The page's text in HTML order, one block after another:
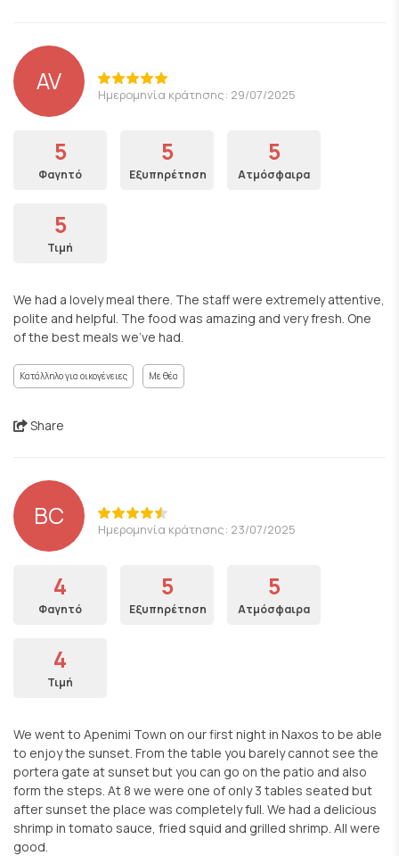
AV Ημερομηνία κράτησης: 29/07/2025
5
Φαγητό
5
Εξυπηρέτηση
5
Ατμόσφαιρα
5
Τιμή
We had a lovely meal there. The staff were extremely attentive,
polite and helpful. The food was amazing and very fresh. One
of the best meals we’ve had.
Κατάλληλο για οικογένειες Με θέα
Share
BC Ημερομηνία κράτησης: 23/07/2025
4
Φαγητό
5
Εξυπηρέτηση
5
Ατμόσφαιρα
4
Τιμή
We went to Apenimi Town on our first night in Naxos to be able
to enjoy the sunset. From the table you barely cannot see the
portera gate at sunset but you can go on the patio and also
form the steps. At 8 we were one of only 3 tables seated but
after sunset the place was completely full. We had a delicious
shrimp in tomato sauce, fried squid and grilled shrimp. All were
good.